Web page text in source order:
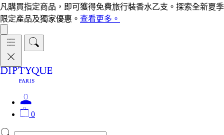
凡購買指定商品，即可獲得免費旅行裝香水乙支。探索全新夏季
限定產品及獨家優惠。 查看更多。
0